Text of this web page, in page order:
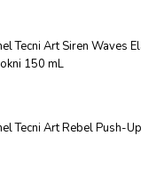
Tecni Art Siren Waves
150 mL
Tecni Art Rebel Push-